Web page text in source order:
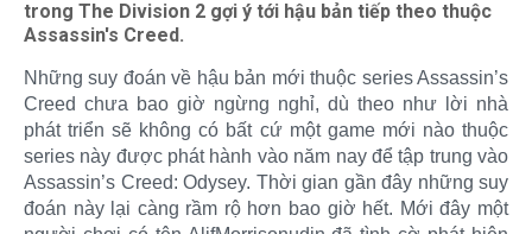
trong The Division 2 gợi ý tới hậu bản tiếp theo thuộc
Assassin's Creed.
Những suy đoán về hậu bản mới thuộc series Assassin’s
Creed chưa bao giờ ngừng nghỉ, dù theo như lời nhà
phát triển sẽ không có bất cứ một game mới nào thuộc
series này được phát hành vào năm nay để tập trung vào
Assassin’s Creed: Odysey. Thời gian gần đây những suy
đoán này lại càng rầm rộ hơn bao giờ hết. Mới đây một